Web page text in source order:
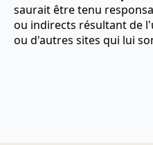
saurait être tenu
ou indirects résultant de
ou d'autres sites qui lui